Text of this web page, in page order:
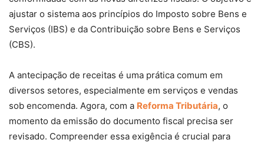
ajustar o sistema aos princípios do Imposto sobre Bens e
Serviços (IBS) e da Contribuição sobre Bens e Serviços
(CBS).
A antecipação de receitas é uma prática comum em
diversos setores, especialmente em serviços e vendas
sob encomenda. Agora, com a Reforma Tributária, o
momento da emissão do documento fiscal precisa ser
revisado. Compreender essa exigência é crucial para